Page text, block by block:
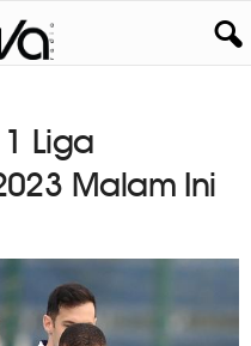
Liga
Malam Ini